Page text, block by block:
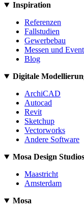
Inspiration
Referenzen
Fallstudien
Gewerbebau
Messen und
Blog
Digitale
ArchiCAD
Autocad
Revit
Sketchup
Vectorworks
Andere Software
Mosa Design Studios
Maastricht
Amsterdam
Mosa